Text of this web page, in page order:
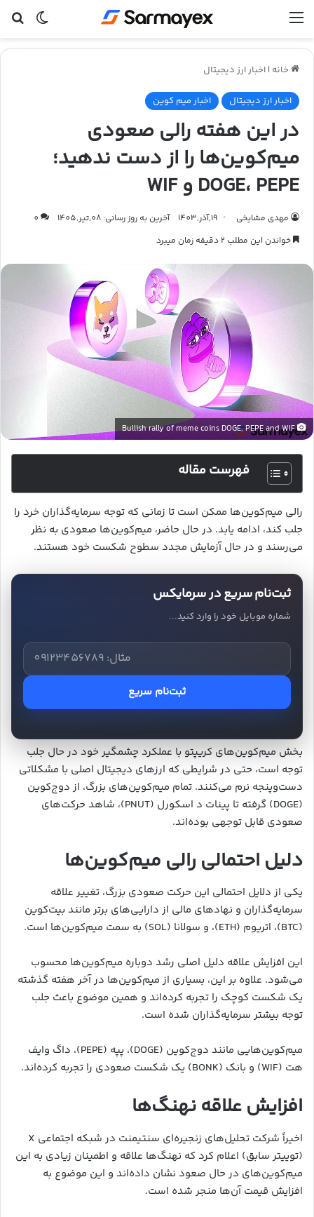
خانه | اخبار ارز دیجیتال
اخبار ارز دیجیتال اخبار میم کوین
در این هفته رالی صعودی
میم‌کوین‌ها را از دست ندهید؛
DOGE، PEPE و WIF
مهدی مشایخی 19,آذر,1403 آخرین به روز رسانی: 08,تیر,1405
0
خواندن این مطلب 2 دقیقه زمان میبرد
Bullish rally of meme coins DOGE, PEPE and WIF
فهرست مقاله
رالی میم‌کوین‌ها ممکن است تا زمانی که توجه سرمایه‌گذاران خرد را
جلب کند، ادامه یابد. در حال حاضر، میم‌کوین‌ها صعودی به نظر
می‌رسند و در حال آزمایش مجدد سطوح شکست خود هستند.
ثبت‌نام سریع در سرمایکس
شماره موبایل خود را وارد کنید...
ثبت‌نام سریع
بخش میم‌کوین‌های کریپتو با عملکرد چشمگیر خود در حال جلب
توجه است، حتی در شرایطی که ارزهای دیجیتال اصلی با مشکلاتی
دست‌وپنجه نرم می‌کنند. تمام میم‌کوین‌های بزرگ، از دوج‌کوین
(DOGE) گرفته تا پینات د اسکورل (PNUT)، شاهد حرکت‌های
صعودی قابل توجهی بوده‌اند.
دلیل احتمالی رالی میم‌کوین‌ها
یکی از دلایل احتمالی این حرکت صعودی بزرگ، تغییر علاقه
سرمایه‌گذاران و نهادهای مالی از دارایی‌های برتر مانند بیت‌کوین
(BTC)، اتریوم (ETH)، و سولانا (SOL) به سمت میم‌کوین‌ها است.
این افزایش علاقه دلیل اصلی رشد دوباره میم‌کوین‌ها محسوب
می‌شود. علاوه بر این، بسیاری از میم‌کوین‌ها در آخر هفته گذشته
یک شکست کوچک را تجربه کرده‌اند و همین موضوع باعث جلب
توجه بیشتر سرمایه‌گذاران شده است.
میم‌کوین‌هایی مانند دوج‌کوین (DOGE)، پپه (PEPE)، داگ وایف
هت (WIF) و بانک (BONK) یک شکست صعودی را تجربه کرده‌اند.
افزایش علاقه نهنگ‌ها
اخیراً شرکت تحلیل‌های زنجیره‌ای سنتیمنت در شبکه اجتماعی X
(توییتر سابق) اعلام کرد که نهنگ‌ها علاقه و اطمینان زیادی به این
میم‌کوین‌های در حال صعود نشان داده‌اند و این موضوع به
افزایش قیمت آن‌ها منجر شده است.